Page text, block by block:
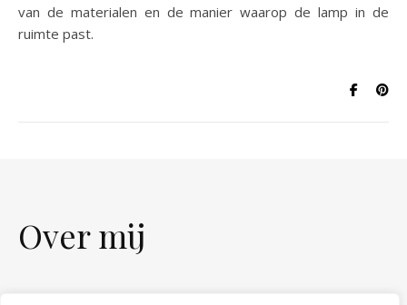
van de materialen en de manier waarop de lamp in de
ruimte past.
Over mij